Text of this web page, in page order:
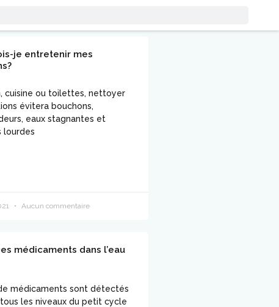
je entretenir mes
cuisine ou toilettes, nettoyer
évitera bouchons,
eaux stagnantes et
lourdes
Aucun commentaire
médicaments dans l’eau
médicaments sont détectés
les niveaux du petit cycle